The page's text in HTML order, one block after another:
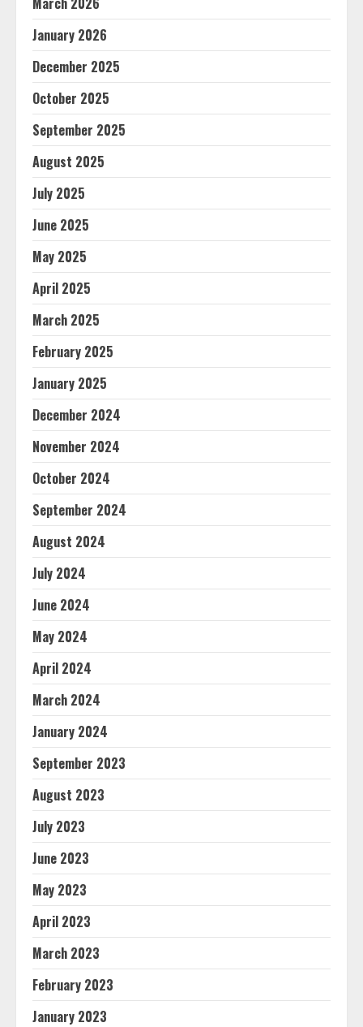
January 2026
December 2025
October 2025
September 2025
August 2025
July 2025
June 2025
May 2025
April 2025
March 2025
February 2025
January 2025
December 2024
November 2024
October 2024
September 2024
August 2024
July 2024
June 2024
May 2024
April 2024
March 2024
January 2024
September 2023
August 2023
July 2023
June 2023
May 2023
April 2023
March 2023
February 2023
January 2023